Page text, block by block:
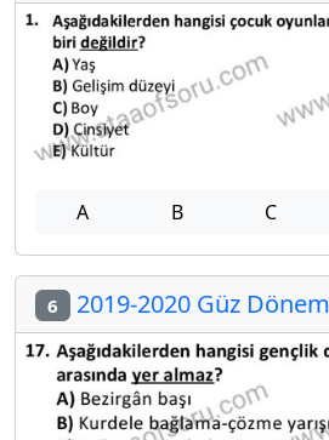
A B C
6 2019-2020 Güz